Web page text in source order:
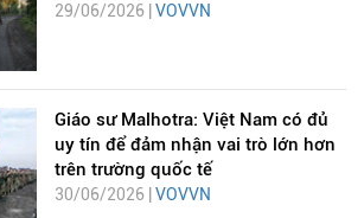
29/06/2026 | VOVVN
Giáo sư Malhotra: Việt Nam có đủ
uy tín để đảm nhận vai trò lớn hơn
trên trường quốc tế
30/06/2026 | VOVVN